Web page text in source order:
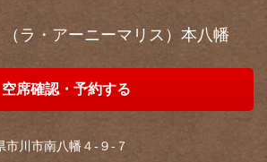
ラ・アーニーマリス）本八幡
空席確認・予約する
市川市南八幡４‐９‐７